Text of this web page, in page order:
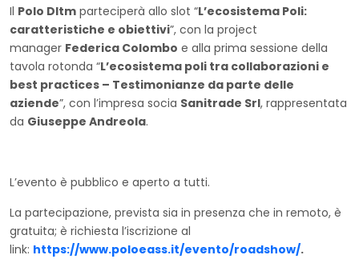
Il Polo Dltm parteciperà allo slot “L’ecosistema Poli:
caratteristiche e obiettivi”, con la project
manager Federica Colombo e alla prima sessione della
tavola rotonda “L’ecosistema poli tra collaborazioni e
best practices – Testimonianze da parte delle
aziende”, con l’impresa socia Sanitrade Srl, rappresentata
da Giuseppe Andreola.
L’evento è pubblico e aperto a tutti.
La partecipazione, prevista sia in presenza che in remoto, è
gratuita; è richiesta l’iscrizione al
link: https://www.poloeass.it/evento/roadshow/.